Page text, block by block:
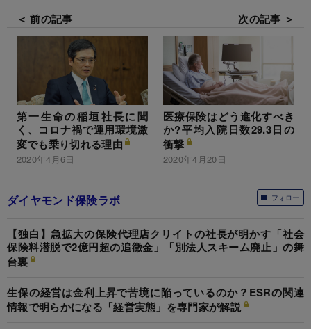
＜ 前の記事
第一生命の稲垣社長に聞
く、コロナ禍で運用環境激
変でも乗り切れる理由
2020年4月6日
次の記事 ＞
医療保険はどう進化すべき
か?平均入院日数29.3日の
衝撃
2020年4月20日
フォロー
ダイヤモンド保険ラボ
【独白】急拡大の保険代理店クリイトの社長が明かす「社会
保険料潜脱で2億円超の追徴金」「別法人スキーム廃止」の舞
台裏
生保の経営は金利上昇で苦境に陥っているのか？ESRの関連
情報で明らかになる「経営実態」を専門家が解説